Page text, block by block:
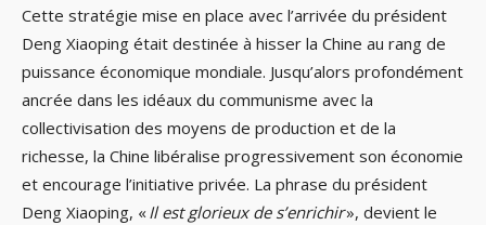
Cette stratégie mise en place avec l’arrivée du président
Deng Xiaoping était destinée à hisser la Chine au rang de
puissance économique mondiale. Jusqu’alors profondément
ancrée dans les idéaux du communisme avec la
collectivisation des moyens de production et de la
richesse, la Chine libéralise progressivement son économie
et encourage l’initiative privée. La phrase du président
Deng Xiaoping, «Il est glorieux de s’enrichir», devient le